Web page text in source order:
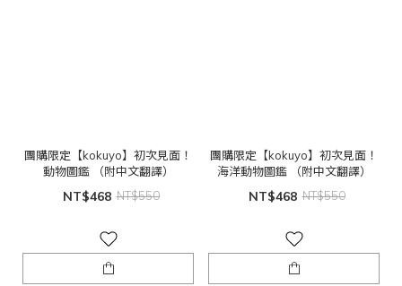
團購限定【kokuyo】初次見面！
動物圖鑑 （附中文翻譯）
NT$468 NT$550
團購限定【kokuyo】初次見面！
海洋動物圖鑑 （附中文翻譯）
NT$468 NT$550